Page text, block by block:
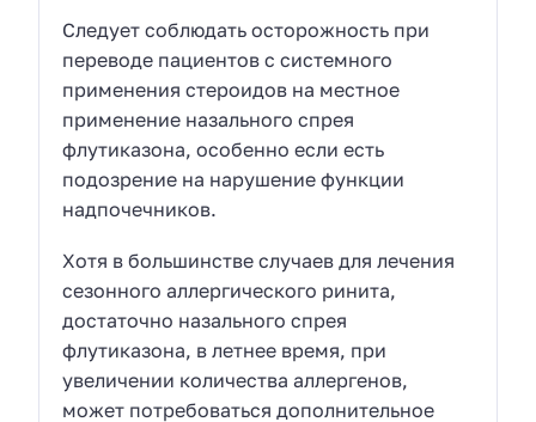
Следует соблюдать осторожность при
переводе пациентов с системного
применения стероидов на местное
применение назального спрея
флутиказона, особенно если есть
подозрение на нарушение функции
надпочечников.
Хотя в большинстве случаев для лечения
сезонного аллергического ринита,
достаточно назального спрея
флутиказона, в летнее время, при
увеличении количества аллергенов,
может потребоваться дополнительное